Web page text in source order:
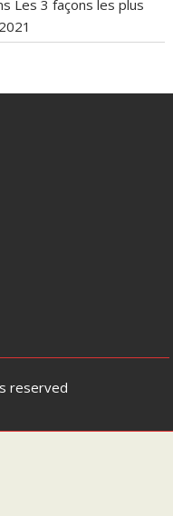
Les 3 façons les plus
reserved